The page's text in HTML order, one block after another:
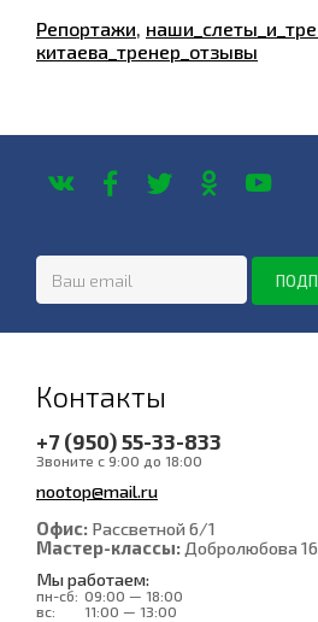
Репортажи,
китаева_тренер_отзывы
Контакты
+7 (950) 55-33-833
Звоните с 9:00 до 18:00
nootop@mail.ru
Офис: Рассветной 6/1
Мастер-классы: Добролюбова 16
Мы работаем:
пн-сб: 09:00 — 18:00
вс:
11:00 — 13:00